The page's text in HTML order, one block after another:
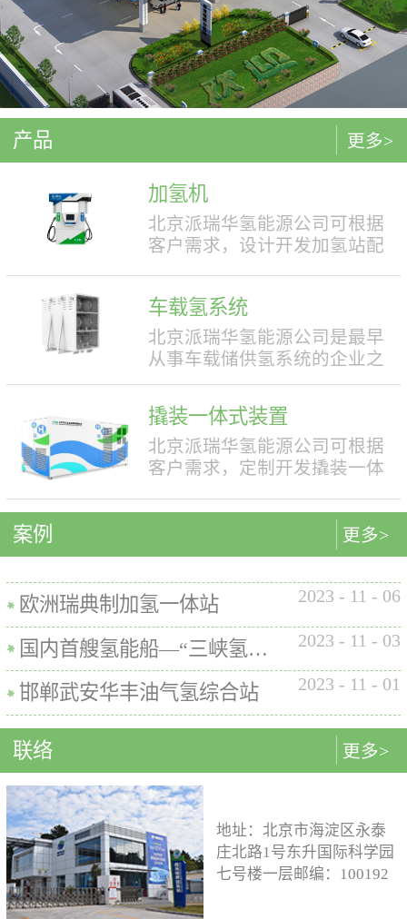
产品
加氢机
北京派瑞华氢能源公司可根据
客户需求，设计开发加氢站配
结构设计合理，便于操作，外
形美观，安全性强。具有双面
液晶显示屏，能支持IC卡、移
需求，定制满足中国标准（例
如GB50516, GB/T 43674等）、
欧盟标准（例如IEC 60069, EN
内的使用要求。公司的产品已
在国内、欧盟、日本、塞尔维
数表常规工作压力等级35MPa /
70MPa / 35&70MPa流量范围
0.1~7.2 kg/min计量精度±1%可
选加氢枪TK16或TK17或TK25
加氢枪数量单枪或双枪红外通
讯可选配预冷可选配防爆等级
（参考）II 3 G Ex h ia db mb eb
车载氢系统
北京派瑞华氢能源公司是最早
从事车载储供氢系统的企业之
一，拥有丰富的车载储供氢系
统项目经验，公司具有5000套
年生产能力。公司可根据客户
需求，对不同车型提供合理且
最优的设计方案，并根据安装
求进行定制化的设计，为客户
匹配最佳的设计方案。车载氢
系统设计制造遵循GB/T
26990、GB/T 29126、GB/T
24549等标准。公司车载氢系统
氢系统主要包括加氢模块、储
氢模块、供氢模块以及控制模
块。车载储供氢系统所有管
路、阀门及接头等采用不与高
压氢气介质发生化学反应的材
料。电气元件及线束均具有防
水、阻燃防爆的功能；车载储
供氢系统及其附属零部件均通
过高低温、盐雾、IP防护等级
等相关型式试验，以保证氢系
统的安全性及稳定性；氢系统
支架、加注口等均通过检验验
证；系统具备防过压、防过
撬装一体式装置
北京派瑞华氢能源公司可根据
客户需求，定制开发撬装一体
体可细分为大型撬装装置、小
型撬装装置、制氢加氢一体机
和小型加氢装置，以上装置在
国内、欧盟、日本等地得到应
用。撬装一体式制氢、储氢、
地小，节省空间，维护维修方
便。2. 各模块紧密融合，运行
效率高。3. 节能环保。撬装一
体式装置性能参数表制氢能力
500Nm3以下加氢等级
100~1000kg/d氢气压缩额定工作
压力45MPa/87.5MPa氢气加注额
定工作压力35MPa/70MPa环境
温度-40~+50℃参考标准T/ZSA
235-2024, GB50516, GB 50177,
GB/T 43674, IEC 60069, EN ISO
80079等。
更多>
案例
欧洲瑞典制加氢一体站 2023 - 11 - 06
国内首艘氢能船—“三峡氢舟1”号船载氢系统 2023 - 11 - 03
邯郸武安华丰油气氢综合站 2023 - 11 - 01
更多>
更多>
联络
地址：北京市海淀区永泰
庄北路1号东升国际科学园
七号楼一层邮编：100192